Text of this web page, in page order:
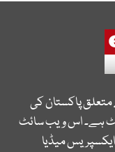
پاکستان کی
ہے۔ اس ویب سائٹ
میڈیا